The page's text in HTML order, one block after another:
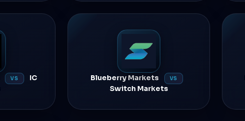
VS
IC
Blueberry Markets VS
Switch Markets